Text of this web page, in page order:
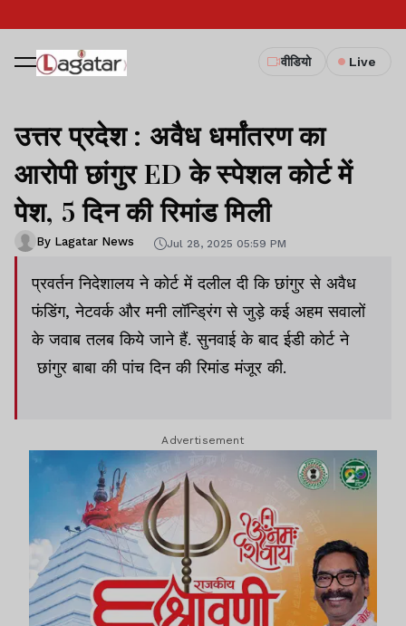
वीडियो Live
उत्तर प्रदेश : अवैध धर्मांतरण का
आरोपी छांगुर ED के स्पेशल कोर्ट में
पेश, 5 दिन की रिमांड मिली
By Lagatar News Jul 28, 2025 05:59 PM
प्रवर्तन निदेशालय ने कोर्ट में दलील दी कि छांगुर से अवैध
फंडिंग, नेटवर्क और मनी लॉन्ड्रिंग से जुड़े कई अहम सवालों
के जवाब तलब किये जाने हैं. सुनवाई के बाद ईडी कोर्ट ने
छांगुर बाबा की पांच दिन की रिमांड मंजूर की.
Advertisement